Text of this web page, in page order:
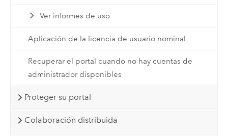
Ver informes de uso
Aplicación de la licencia de usuario nominal
Recuperar el portal cuando no hay cuentas de
administrador disponibles
Proteger su portal
Colaboración distribuida